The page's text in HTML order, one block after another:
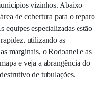
vizinhos. Abaixo
de cobertura para o reparo
equipes especializadas estão
utilizando as
marginais, o Rodoanel e as
e veja a abrangência do
de tubulações.